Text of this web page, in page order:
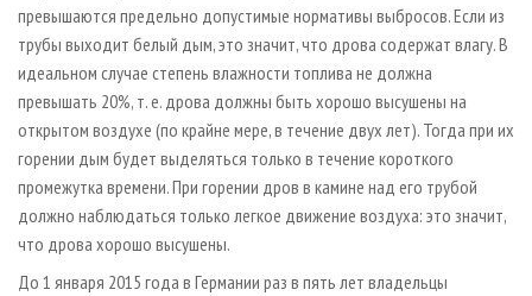
превышаются предельно допустимые нормативы выбросов. Если из
трубы выходит белый дым, это значит, что дрова содержат влагу. В
идеальном случае степень влажности топлива не должна
превышать 20%, т. е. дрова должны быть хорошо высушены на
открытом воздухе (по крайне мере, в течение двух лет). Тогда при их
горении дым будет выделяться только в течение короткого
промежутка времени. При горении дров в камине над его трубой
должно наблюдаться только легкое движение воздуха: это значит,
что дрова хорошо высушены.
До 1 января 2015 года в Германии раз в пять лет владельцы